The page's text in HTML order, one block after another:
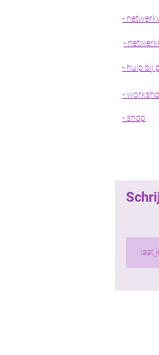
-
-
- hulp bij
-
- shop